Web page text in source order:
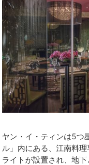
ヤン・イ・ティンは5つ
ル」内にある、江南料
ライトが設置され、地下